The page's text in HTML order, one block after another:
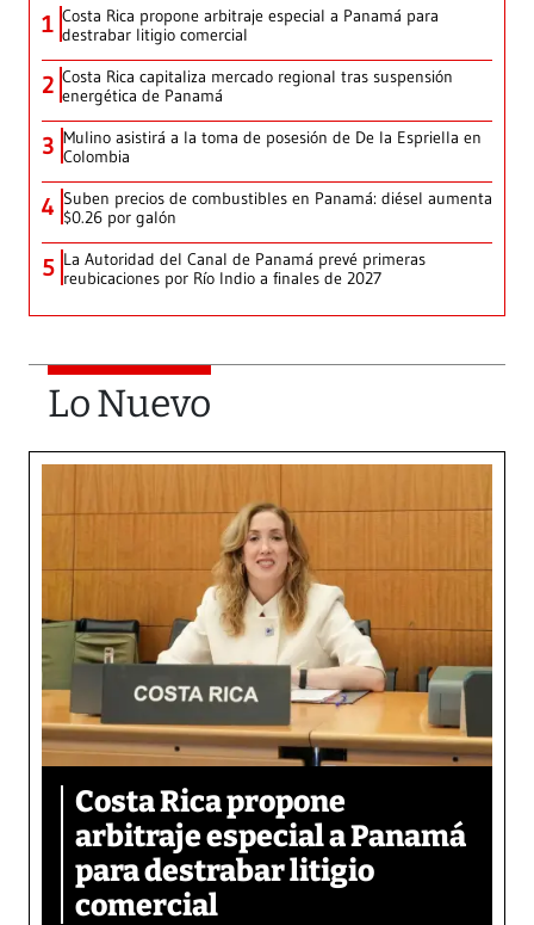
1 Costa Rica propone arbitraje especial a Panamá para
destrabar litigio comercial
2 Costa Rica capitaliza mercado regional tras suspensión
energética de Panamá
3 Mulino asistirá a la toma de posesión de De la Espriella en
Colombia
4 Suben precios de combustibles en Panamá: diésel aumenta
$0.26 por galón
5 La Autoridad del Canal de Panamá prevé primeras
reubicaciones por Río Indio a finales de 2027
Lo Nuevo
Costa Rica propone
arbitraje especial a Panamá
para destrabar litigio
comercial